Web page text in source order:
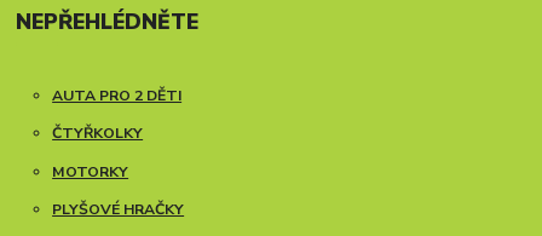
NEPŘEHLÉDNĚTE
AUTA PRO 2 DĚTI
ČTYŘKOLKY
MOTORKY
PLYŠOVÉ HRAČKY